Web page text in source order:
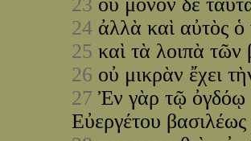
24 ἀλλὰ καὶ αὐτὸς ὁ
25 καὶ τὰ λοιπὰ τῶν
26 οὐ μικρὰν ἔχει
27 Ἐν γὰρ τῷ ὀγδόῳ
Εὐεργέτου βασιλέως